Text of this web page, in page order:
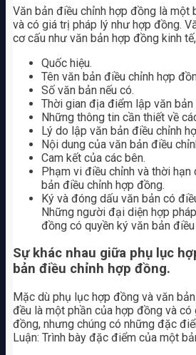
Văn bản điều chỉnh hợp đồng là một
và có giá trị pháp lý như hợp đồng.
cơ cấu như văn bản hợp đồng kinh
Quốc hiệu.
Tên văn bản điều chỉnh hợp
Số văn bản nếu có.
Thời gian địa điểm lập văn
Những thông tin cần thiết về
Lý do lập văn bản điều chỉnh
Nội dung của văn bản điều
Cam kết của các bên.
Phạm vi điều chỉnh và thời hạn
bản điều chỉnh hợp đồng.
Ký và đóng dấu văn bản có
Những người đại diện hợp
đồng có quyền ký văn bản
Sự khác nhau giữa phụ lục
bản điều chỉnh hợp đồng.
Mặc dù phụ lục hợp đồng và văn
đều là một phần của hợp đồng và
đồng, nhưng chúng có những đặc
Luận: Trình bày đặc điểm của một